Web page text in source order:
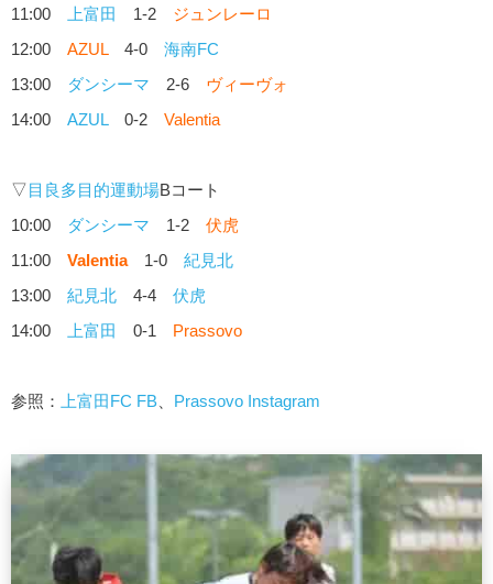
11:00
上富田 1-2 ジュンレーロ
12:00 AZUL4-0 海南FC
13:00
ダンシーマ 2-6 ヴィーヴォ
14:00 AZUL0-2 Valentia
▽目良多目的運動場Bコート
10:00
ダンシーマ 1-2 伏虎
11:00 Valentia1-0 紀見北
13:00 紀見北 4-4 伏虎
14:00
上富田 0-1 Prassovo
参照： 上富田FC FB Prassovo Instagram